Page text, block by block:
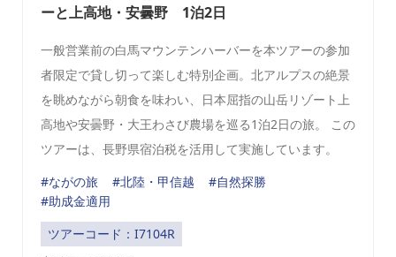
ーと上高地・安曇野 1泊2日
一般営業前の白馬マウンテンハーバーを本ツアーの参加
者限定で貸し切って楽しむ特別企画。北アルプスの絶景
を眺めながら朝食を味わい、日本屈指の山岳リゾート上
高地や安曇野・大王わさび農場を巡る1泊2日の旅。 この
ツアーは、長野県宿泊税を活用して実施しています。
#ながの旅
#北陸・甲信越
#自然探勝
#助成金適用
ツアーコード：I7104R